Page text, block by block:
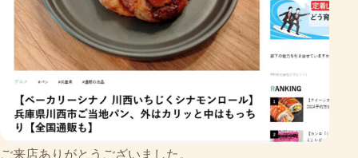
ご来店ありがとうございました。